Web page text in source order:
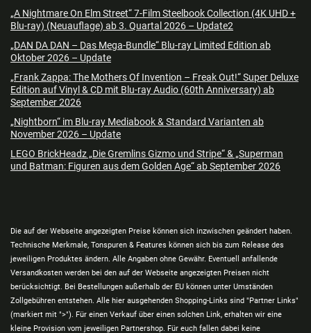
„A Nightmare On Elm Street“ 7-Film Steelbook Collection (4K UHD +
Blu-ray) (Neuauflage) ab 3. Quartal 2026 – Update2
„DAN DA DAN – Das Mega-Bundle“ Blu-ray Limited Edition ab
Oktober 2026 – Update
„Frank Zappa: The Mothers Of Invention – Freak Out!“ Super Deluxe
Edition auf Vinyl & CD mit Blu-ray Audio (60th Anniversary) ab
September 2026
„Nightborn“ im Blu-ray Mediabook & Standard Varianten ab
November 2026 – Update
LEGO BrickHeadz „Die Gremlins Gizmo und Stripe“ & „Superman
und Batman: Figuren aus dem Golden Age“ ab September 2026
Die auf der Webseite angezeigten Preise können sich inzwischen geändert haben.
Technische Merkmale, Tonspuren & Features können sich bis zum Release des
jeweiligen Produktes ändern. Alle Angaben ohne Gewähr. Eventuell anfallende
Versandkosten werden bei den auf der Webseite angezeigten Preisen nicht
berücksichtigt. Bei Bestellungen außerhalb der EU können unter Umständen
Zollgebühren entstehen. Alle hier ausgehenden Shopping-Links sind "Partner Links"
(markiert mit ">"). Für einen Verkauf über einen solchen Link, erhalten wir eine
kleine Provision vom jeweiligen Partnershop. Für euch fallen dabei keine